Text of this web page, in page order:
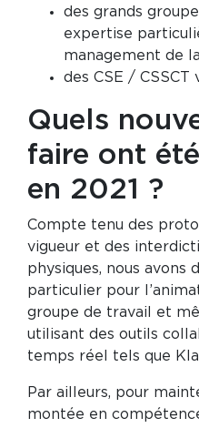
des grands
expertise
management de
des CSE /
Quels
faire ont
en 2021 ?
Compte tenu des
vigueur et des
physiques, nous avons
particulier pour
groupe de travail et
utilisant des outils
temps réel tels que
Par ailleurs, pour
montée en